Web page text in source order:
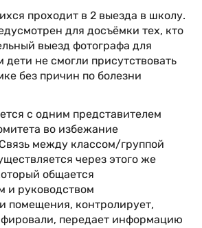
проходит в 2 выезда в школу.
для досъёмки тех, кто
выезд фотографа для
дети не смогли присутствовать
без причин по болезни
с одним представителем
во избежание
между классом/группой
через этого же
общается
и руководством
помещения, контролирует,
передает информацию